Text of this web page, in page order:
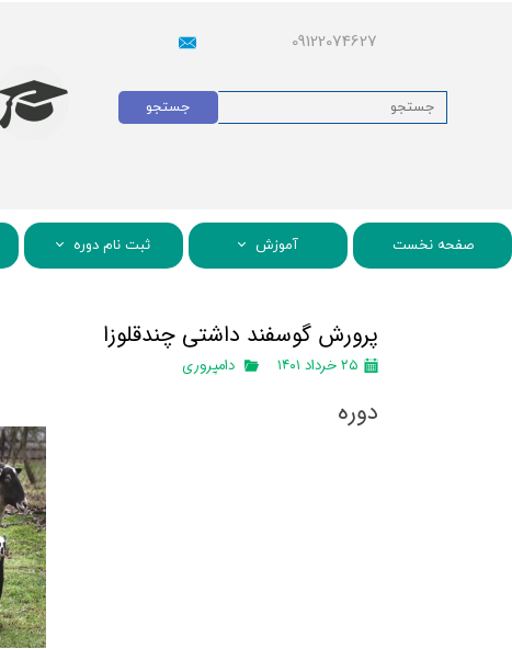
09122074627
جستجو
صفحه نخست آموزش ثبت نام دوره
پرورش گوسفند داشتی چندقلوزا
۲۵ خرداد ۱۴۰۱ دامپروری
دوره